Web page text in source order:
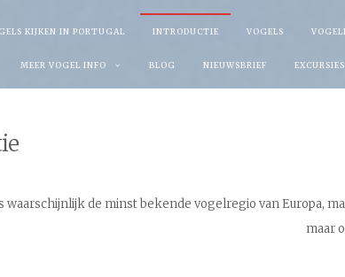
KIJKEN IN PORTUGAL INTRODUCTIE VOGELS
MEER VOGEL INFO BLOG NIEUWSBRIEF EXCURSIES
waarschijnlijk de minst bekende vogelregio van Europa,
maar